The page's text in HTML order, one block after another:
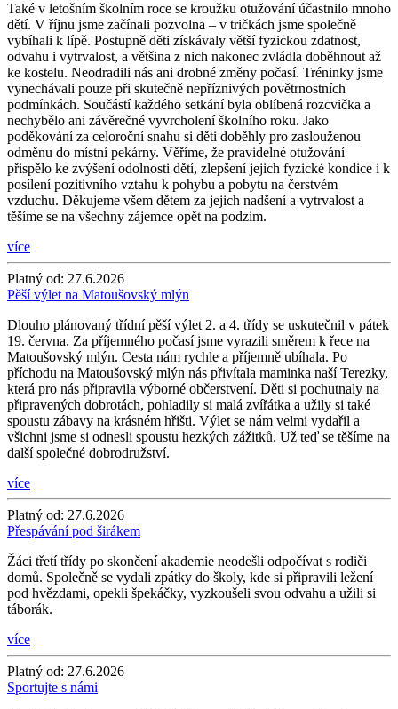
Také v letošním školním roce se kroužku otužování účastnilo mnoho
dětí. V říjnu jsme začínali pozvolna – v tričkách jsme společně
vybíhali k lípě. Postupně děti získávaly větší fyzickou zdatnost,
odvahu i vytrvalost, a většina z nich nakonec zvládla doběhnout až
ke kostelu. Neodradili nás ani drobné změny počasí. Tréninky jsme
vynechávali pouze při skutečně nepříznivých povětrnostních
podmínkách. Součástí každého setkání byla oblíbená rozcvička a
nechybělo ani závěrečné vyvrcholení školního roku. Jako
poděkování za celoroční snahu si děti doběhly pro zaslouženou
odměnu do místní pekárny. Věříme, že pravidelné otužování
přispělo ke zvýšení odolnosti dětí, zlepšení jejich fyzické kondice i k
posílení pozitivního vztahu k pohybu a pobytu na čerstvém
vzduchu. Děkujeme všem dětem za jejich nadšení a vytrvalost a
těšíme se na všechny zájemce opět na podzim.
více
Platný od: 27.6.2026
Pěší výlet na Matoušovský mlýn
Dlouho plánovaný třídní pěší výlet 2. a 4. třídy se uskutečnil v pátek
19. června. Za příjemného počasí jsme vyrazili směrem k řece na
Matoušovský mlýn. Cesta nám rychle a příjemně ubíhala. Po
příchodu na Matoušovský mlýn nás přivítala maminka naší Terezky,
která pro nás připravila výborné občerstvení. Děti si pochutnaly na
připravených dobrotách, pohladily si malá zvířátka a užily si také
spoustu zábavy na krásném hřišti. Výlet se nám velmi vydařil a
všichni jsme si odnesli spoustu hezkých zážitků. Už teď se těšíme na
další společné dobrodružství.
více
Platný od: 27.6.2026
Přespávání pod širákem
Žáci třetí třídy po skončení akademie neodešli odpočívat s rodiči
domů. Společně se vydali zpátky do školy, kde si připravili ležení
pod hvězdami, opekli špekáčky, vyzkoušeli svou odvahu a užili si
táborák.
více
Platný od: 27.6.2026
Sportujte s námi